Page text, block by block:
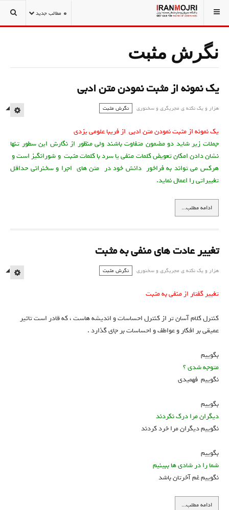
0 مطالب جدید شما اینجا هستید: 1001 نکته مجریگری و سخنوری
نگرش مثبت
یک نمونه از مثبت نمودن متن ادبی
هزار و یک نكته ي مجريگري و سخنوري نگرش مثبت
یک نمونه از مثبت نمودن متن ادبی از فریبا علومی یزدی
جملات زیر شاید دو مضمون متفاوت باشند ولی منظور از نگارش این سطور تنها
نشان دادن امکان تعویض کلمات منفی یا سرد با کلمات مثبت و شورانگیز است و
هرکس می تواند به فراخور دانش خود در متن های اجرا و سخنرانی حداقل
تغییراتی را اعمال نماید.
ادامه مطلب...
تغییر عادت های منفی به مثبت
هزار و یک نكته ي مجريگري و سخنوري نگرش مثبت
تغییر گفتار از منفی به مثبت
کنترل کلام آسان تر از کنترل احساسات و اندیشه هاست ، که قادر است تاثیر
عمیقی بر افکار و عواطف و احساسات بر جای گذارد .
بگوییم
متوجه شدی ؟
نگوییم فهمیدی
بگوییم
دیگران مرا درک نکردند
نگوییم دیگران مرا خرد کردند
بگوییم
شما را در شادی ها ببینیم
نگوییم غم آخرتان باشد
ادامه مطلب...